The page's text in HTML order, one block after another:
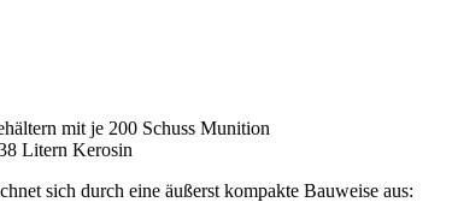
mit je 200 Schuss Munition
Litern Kerosin
sich durch eine äußerst kompakte Bauweise aus: